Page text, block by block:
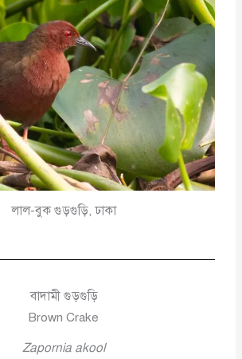
লাল-বুক গুড়গুড়ি, ঢাকা
বাদামী গুড়গুড়ি
Brown Crake
Zapornia akool